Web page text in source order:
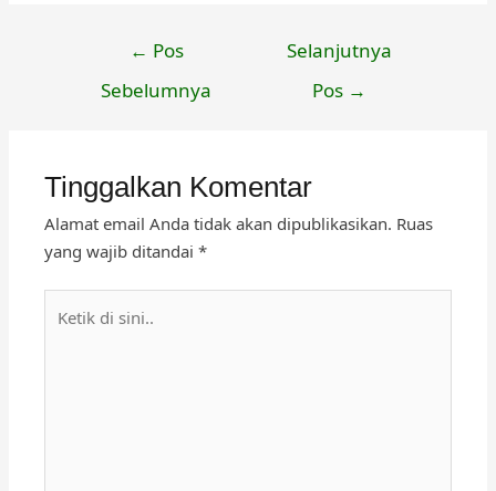
← Pos
Sebelumnya
Selanjutnya
Pos →
Tinggalkan Komentar
Alamat email Anda tidak akan dipublikasikan. Ruas
yang wajib ditandai*